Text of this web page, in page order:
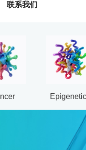
联系我们